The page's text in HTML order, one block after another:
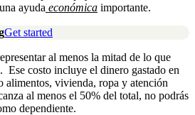
ayuda económica importante.
Get started
al menos la mitad de lo que
Ese costo incluye el dinero gastado en
alimentos, vivienda, ropa y atención
al menos el 50% del total, no podrás
dependiente.